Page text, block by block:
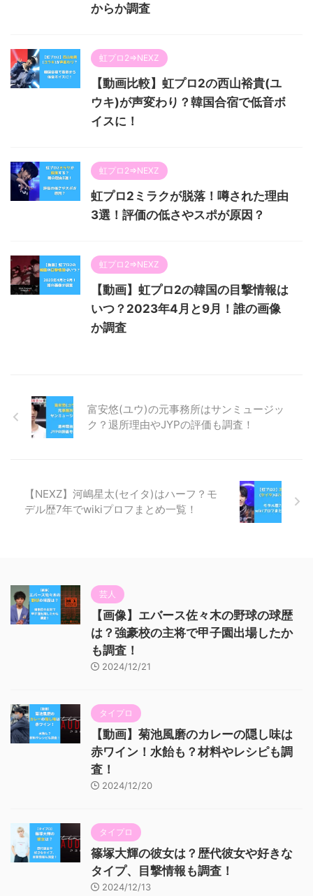
からか調査
虹プロ2⇒NEXZ
【動画比較】虹プロ2の西山裕貴(ユ
ウキ)が声変わり？韓国合宿で低音ボ
イスに！
虹プロ2⇒NEXZ
虹プロ2ミラクが脱落！噂された理由
3選！評価の低さやスポが原因？
虹プロ2⇒NEXZ
【動画】虹プロ2の韓国の目撃情報は
いつ？2023年4月と9月！誰の画像
か調査
富安悠(ユウ)の元事務所はサンミュージッ
ク？退所理由やJYPの評価も調査！
【NEXZ】河嶋星太(セイタ)はハーフ？モ
デル歴7年でwikiプロフまとめ一覧！
芸人
【画像】エバース佐々木の野球の球歴
は？強豪校の主将で甲子園出場したか
も調査！
2024/12/21
タイプロ
【動画】菊池風磨のカレーの隠し味は
赤ワイン！水飴も？材料やレシピも調
査！
2024/12/20
タイプロ
篠塚大輝の彼女は？歴代彼女や好きな
タイプ、目撃情報も調査！
2024/12/13